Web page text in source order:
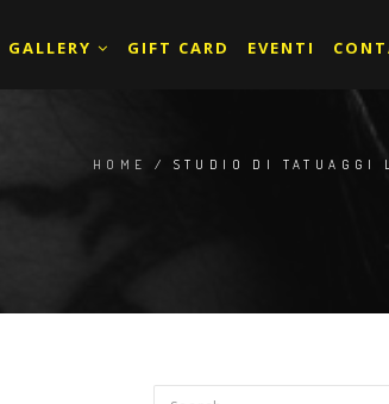
GALLERY GIFT CARD EVENTI
HOME
/ STUDIO DI TATUAGGI